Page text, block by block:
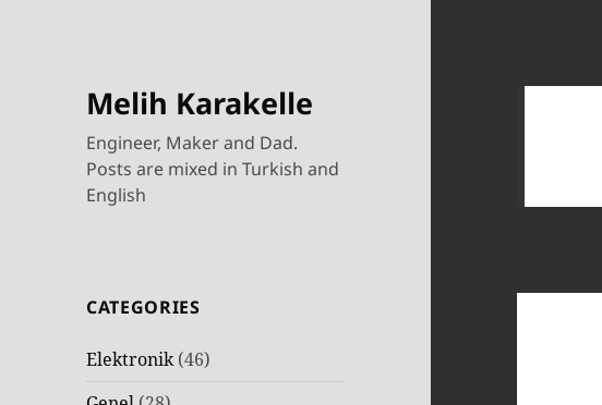
Melih Karakelle
Engineer, Maker and Dad.
Posts are mixed in Turkish and
English
CATEGORIES
Elektronik(46)